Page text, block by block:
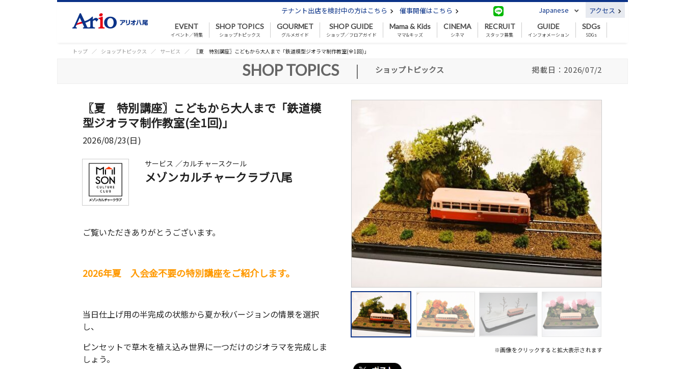
テナント出店を検討中の方はこちら 催事開催はこちら Japanese アクセス
EVENT
イベント／特集
SHOP TOPICS
ショップトピックス
GOURMET
グルメガイド
SHOP GUIDE
ショップ／フロアガイド
Mama & Kids
ママ&キッズ
CINEMA
シネマ
RECRUIT
スタッフ募集
GUIDE
インフォメーション
SDGs
SDGs
トップ ショップトピックス サービス 〖夏 特別講座〗こどもから大人まで「鉄道模型ジオラマ制作教室(全1回)」
SHOP TOPICS | ショップトピックス 掲載日：2026/07/2
〖夏 特別講座〗こどもから大人まで「鉄道模
型ジオラマ制作教室(全1回)」
2026/08/23(日)
※画像をクリックすると拡大表示されます
サービス ／カルチャースクール
メゾンカルチャークラブ八尾
ご覧いただきありがとうございます。
2026年夏 入会金不要の特別講座をご紹介します。
当日仕上げ用の半完成の状態から夏か秋バージョンの情景を選択
し、
ピンセットで草木を植え込み世界に一つだけのジオラマを完成しま
しょう。